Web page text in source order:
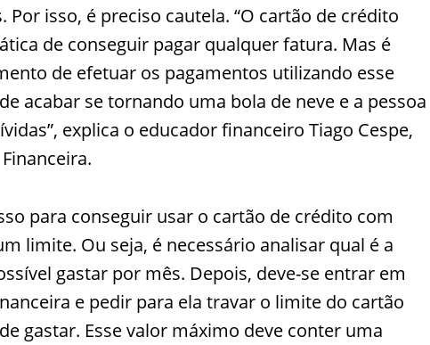
isso, é preciso cautela. “O cartão de crédito
de conseguir pagar qualquer fatura. Mas é
de efetuar os pagamentos utilizando esse
acabar se tornando uma bola de neve e a pessoa
explica o educador financeiro Tiago Cespe,
para conseguir usar o cartão de crédito com
limite. Ou seja, é necessário analisar qual é a
gastar por mês. Depois, deve-se entrar em
e pedir para ela travar o limite do cartão
gastar. Esse valor máximo deve conter uma